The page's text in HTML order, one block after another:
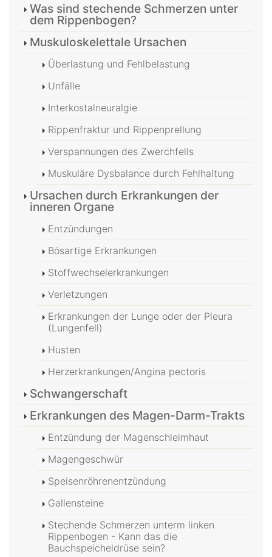
Was sind stechende Schmerzen unter
dem Rippenbogen?
Muskuloskelettale Ursachen
Überlastung und Fehlbelastung
Unfälle
Interkostalneuralgie
Rippenfraktur und Rippenprellung
Verspannungen des Zwerchfells
Muskuläre Dysbalance durch Fehlhaltung
Ursachen durch Erkrankungen der
inneren Organe
Entzündungen
Bösartige Erkrankungen
Stoffwechselerkrankungen
Verletzungen
Erkrankungen der Lunge oder der Pleura
(Lungenfell)
Husten
Herzerkrankungen/Angina pectoris
Schwangerschaft
Erkrankungen des Magen-Darm-Trakts
Entzündung der Magenschleimhaut
Magengeschwür
Speisenröhrenentzündung
Gallensteine
Stechende Schmerzen unterm linken
Rippenbogen - Kann das die
Bauchspeicheldrüse sein?